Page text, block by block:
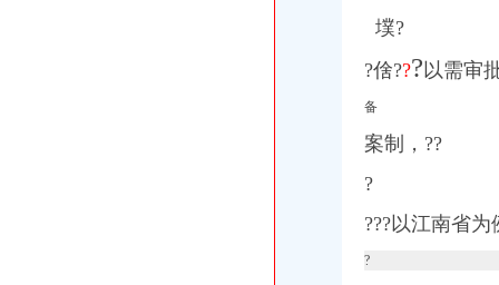
墣?
?倽??? 以需审
备
案制，??
?
???以江南省为
?